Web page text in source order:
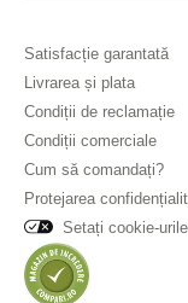
Satisfacție garantată
Livrarea și plata
Condiții de reclamație
Condiții comerciale
Cum să comandați?
Protejarea
Setați cookie-urile